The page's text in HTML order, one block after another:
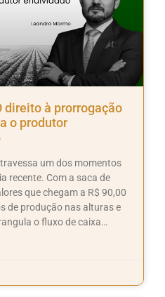
direito à prorrogação
o produtor
um dos momentos
recente. Com a saca de
que chegam a R$ 90,00
de produção nas alturas e
o fluxo de caixa…